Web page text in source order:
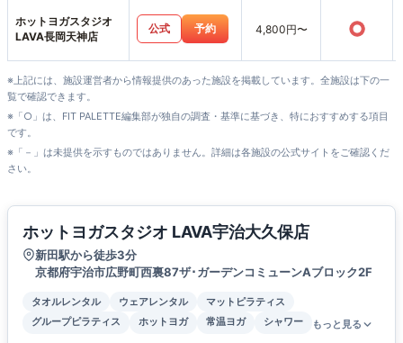
ホットヨガスタジオ
LAVA長岡天神店
公式 予約 4,800円〜 ○
※上記には、施設運営者から情報提供のあった施設を掲載しています。全施設は下の一
覧で確認できます。
※「○」は、FIT PALETTE編集部が独自の調査・基準に基づき、特におすすめする項目
です。
※「－」は未提供を示すものではありません。詳細は各施設の公式サイトをご確認くだ
さい。
ホットヨガスタジオ LAVA宇治大久保店
新田駅から徒歩3分
京都府宇治市広野町西裏87ザ･ガーデンコミューンAブロック2F
タオルレンタル ウェアレンタル
マットピラティス
グループピラティス
ホットヨガ 常温ヨガ シャワー もっと見る